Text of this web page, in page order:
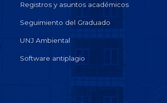
Registros y asuntos académicos
Seguimiento del Graduado
UNJ Ambiental
Software antiplagio